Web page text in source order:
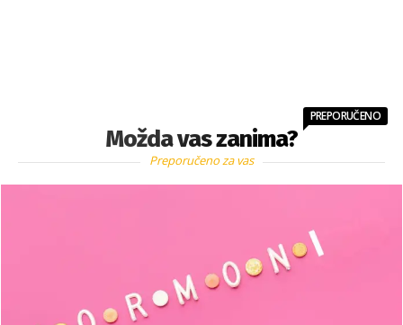
Možda vas zanima?
PREPORUČENO
Preporučeno za vas